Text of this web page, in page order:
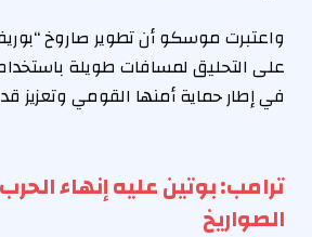
واعتبرت موسكو أن تطوير صاروخ
على التحليق لمسافات طويلة
في إطار حماية أمنها القومي وتعزيز
ترامب: بوتين عليه إنهاء الحرب
الصواريخ